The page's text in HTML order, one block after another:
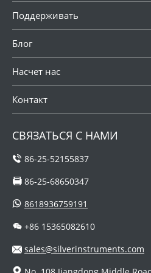
преимущество
перед
традиционными
датчиками
потока с
диафрагмой.
Поддерживать
Блог
Насчет нас
Контакт
СВЯЗАТЬСЯ С НАМИ
86-25-52155837
86-25-68650347
8618936759191
+86 15365082610
sales@silverinstruments.com